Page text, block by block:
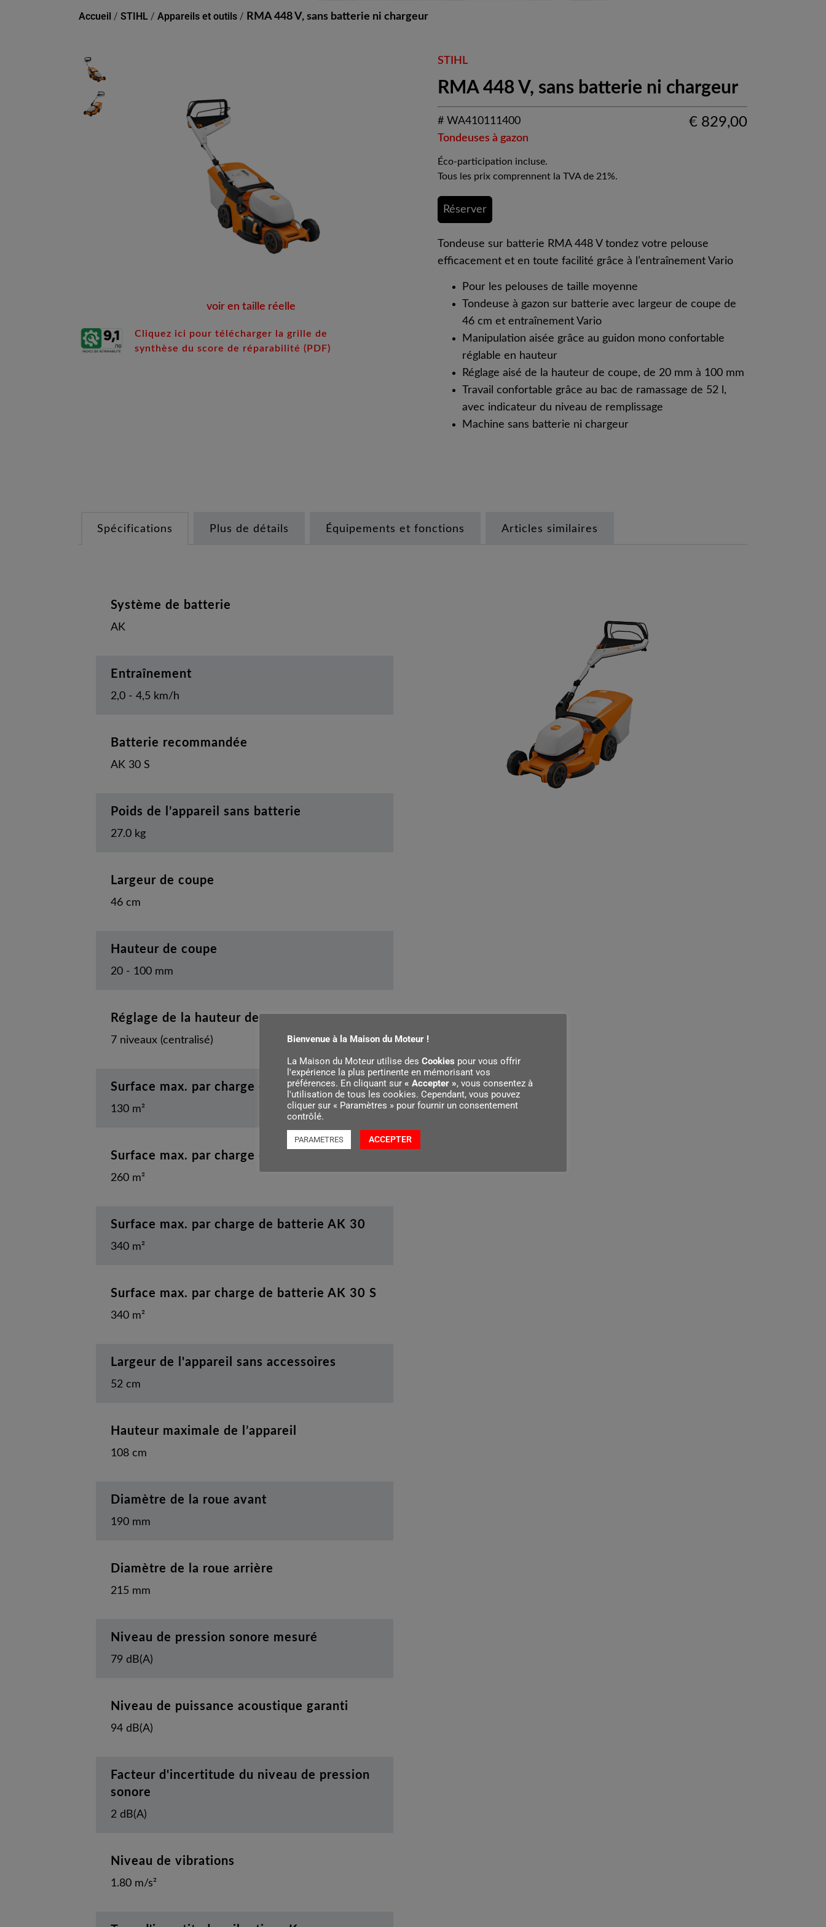
Accueil / STIHL / Appareils et outils / RMA 448 V, sans batterie ni chargeur
voir en taille réelle
Cliquez ici pour télécharger la grille de
synthèse du score de réparabilité (PDF)
STIHL
RMA 448 V, sans batterie ni chargeur
# WA410111400
Tondeuses à gazon
€ 829,00
Éco-participation incluse.
Tous les prix comprennent la TVA de 21%.
Réserver
Tondeuse sur batterie RMA 448 V tondez votre pelouse
efficacement et en toute facilité grâce à l’entraînement Vario
Pour les pelouses de taille moyenne
Tondeuse à gazon sur batterie avec largeur de coupe de
46 cm et entraînement Vario
Manipulation aisée grâce au guidon mono confortable
réglable en hauteur
Réglage aisé de la hauteur de coupe, de 20 mm à 100 mm
Travail confortable grâce au bac de ramassage de 52 l,
avec indicateur du niveau de remplissage
Machine sans batterie ni chargeur
Spécifications Plus de détails Équipements et fonctions Articles similaires
Système de batterie
AK
Entraînement
2,0 - 4,5 km/h
Batterie recommandée
AK 30 S
Poids de l’appareil sans batterie
27.0 kg
Largeur de coupe
46 cm
Hauteur de coupe
20 - 100 mm
Réglage de la hauteur de coupe
7 niveaux (centralisé)
Surface max. par charge de batterie AK 10
130 m²
Surface max. par charge de batterie AK 20
260 m²
Surface max. par charge de batterie AK 30
340 m²
Surface max. par charge de batterie AK 30 S
340 m²
Largeur de l'appareil sans accessoires
52 cm
Hauteur maximale de l’appareil
108 cm
Diamètre de la roue avant
190 mm
Diamètre de la roue arrière
215 mm
Niveau de pression sonore mesuré
79 dB(A)
Niveau de puissance acoustique garanti
94 dB(A)
Facteur d'incertitude du niveau de pression
sonore
2 dB(A)
Niveau de vibrations
1.80 m/s²
Bienvenue à la Maison du Moteur !
La Maison du Moteur utilise des Cookies pour vous offrir
l'expérience la plus pertinente en mémorisant vos
préférences. En cliquant sur « Accepter », vous consentez à
l'utilisation de tous les cookies. Cependant, vous pouvez
cliquer sur « Paramètres » pour fournir un consentement
contrôlé.
PARAMETRES ACCEPTER